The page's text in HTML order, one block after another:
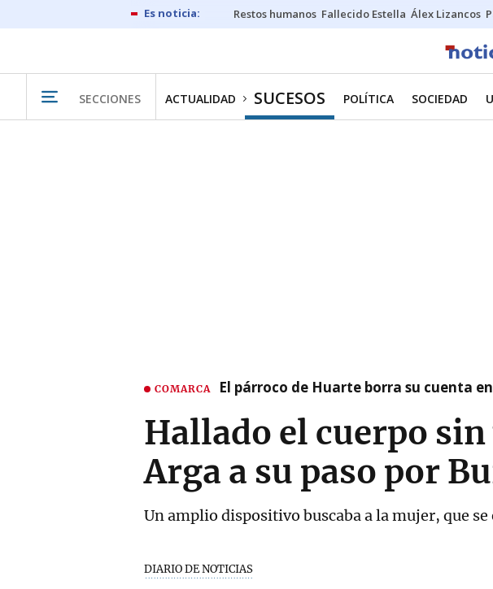
Restos humanos Fallecido Estella Álex Lizancos
SECCIONES ACTUALIDAD SUCESOS POLÍTICA SOCIEDAD
COMARCA El párroco de Huarte borra su cuenta
Hallado el cuerpo
Arga a su paso por
Un amplio dispositivo buscaba a la mujer, que
DIARIO DE NOTICIAS